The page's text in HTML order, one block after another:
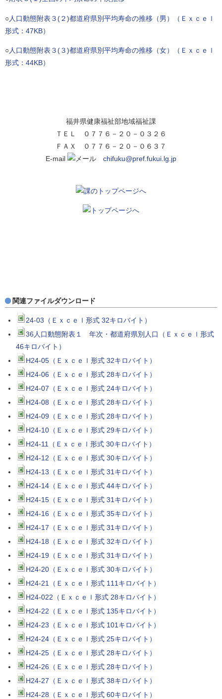
○人口動態附表３(２)都道府県別平均寿命の推移（男）（Ｅｘｃｅｌ
形式：47KB）
○人口動態附表３(３)都道府県別平均寿命の推移（女）（Ｅｘｃｅｌ
形式：44KB）
福井県健康福祉部地域福祉課
ＴＥＬ ０７７６－２０－０３２６
ＦＡＸ ０７７６－２０－０６３７
E-mail
chifuku@pref.fukui.lg.jp
関連ファイルダウンロード
24-03（Ｅｘｃｅｌ形式 32キロバイト）
36人口動態附表１ 年次・都道府県別人口（Ｅｘｃｅｌ形式
46キロバイト）
H24-05（Ｅｘｃｅｌ形式 32キロバイト）
H24-06（Ｅｘｃｅｌ形式 28キロバイト）
H24-07（Ｅｘｃｅｌ形式 24キロバイト）
H24-08（Ｅｘｃｅｌ形式 28キロバイト）
H24-09（Ｅｘｃｅｌ形式 28キロバイト）
H24-10（Ｅｘｃｅｌ形式 29キロバイト）
H24-11（Ｅｘｃｅｌ形式 30キロバイト）
H24-12（Ｅｘｃｅｌ形式 30キロバイト）
H24-13（Ｅｘｃｅｌ形式 31キロバイト）
H24-14（Ｅｘｃｅｌ形式 44キロバイト）
H24-15（Ｅｘｃｅｌ形式 31キロバイト）
H24-16（Ｅｘｃｅｌ形式 35キロバイト）
H24-17（Ｅｘｃｅｌ形式 31キロバイト）
H24-18（Ｅｘｃｅｌ形式 32キロバイト）
H24-19（Ｅｘｃｅｌ形式 31キロバイト）
H24-20（Ｅｘｃｅｌ形式 30キロバイト）
H24-21（Ｅｘｃｅｌ形式 111キロバイト）
H24-022（Ｅｘｃｅｌ形式 28キロバイト）
H24-22（Ｅｘｃｅｌ形式 135キロバイト）
H24-23（Ｅｘｃｅｌ形式 101キロバイト）
H24-24（Ｅｘｃｅｌ形式 25キロバイト）
H24-25（Ｅｘｃｅｌ形式 28キロバイト）
H24-26（Ｅｘｃｅｌ形式 28キロバイト）
H24-27（Ｅｘｃｅｌ形式 38キロバイト）
H24-28（Ｅｘｃｅｌ形式 60キロバイト）